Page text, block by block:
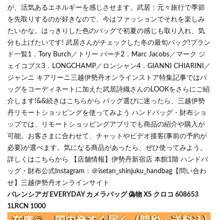
が、活気あるエネルギーを感じさせます。武居：元々旅行で季節
を先取りするのが好きなので、今はファッションでそれを楽しみ
たいかな。はっきりした色のバッグで初夏の感じも取り入れ、気
分も上げたいです! 武居さんがチェックした冬の最旬バッグ!ブラン
ド一覧1．Tory Burch／トリー バーチ2．Marc Jacobs／マーク ジ
ェイコブス3．LONGCHAMP／ロンシャン4．GIANNI CHIARINI／
ジャンニ キアリーニ三越伊勢丹オンラインストア特集記事ではバ
ッグをコーディネートに加えた武居詩織さんのLOOKをさらにご紹
介します!&&続きはこちらから バッグ選びに迷ったら、三越伊勢
丹リモートショッピングを使ってみよう ハンドバッグ・財布ショ
ップでは、リモートショッピングアプリでも商品の紹介や購入が
可能。お客さまに合わせて、チャットやビデオ接客(事前の予約が
必要)が選べます。気になる商品があったら、ぜひ使ってみよう。
詳しくはこちらから 【店舗情報】伊勢丹新宿店 本館1階 ハンドバ
ッグ・財布公式Instagram：＠isetan_shinjuku_handbag【問い合わ
せ】三越伊勢丹オンラインサイト
バレンシアガ EVERYDAY カメラバッグ 偽物 XS クロコ 608653
1LRCN 1000